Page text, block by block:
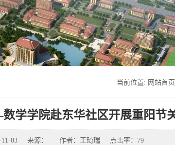
当前位置: 网站首页
学学院赴东华社区开展重阳节
03 来源： 作者：王琦瑞 点击率： 79